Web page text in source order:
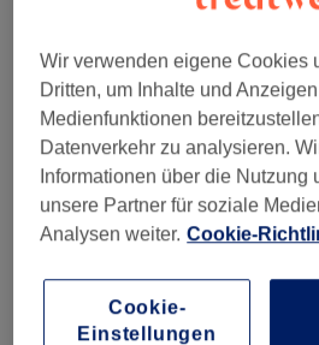
CLARINS
45 Min.
AUGENBRAUEN zupfen +
20 Min.
Schnellansicht Saloninfos
Dienstag
Mittwoch
Wir verwenden eigene Cookies
Dritten, um Inhalte und
Medienfunktionen
Datenverkehr zu analysieren.
Informationen über die Nutzung
unsere Partner für soziale
Analysen weiter. Cookie-
Cookie-
Einstellungen